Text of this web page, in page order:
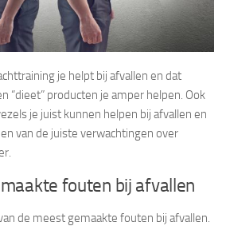
je helpt bij afvallen en dat
“dieet” producten je amper helpen. Ook
je juist kunnen helpen bij afvallen en
van de juiste verwachtingen over
fouten bij afvallen
de meest gemaakte fouten bij afvallen.